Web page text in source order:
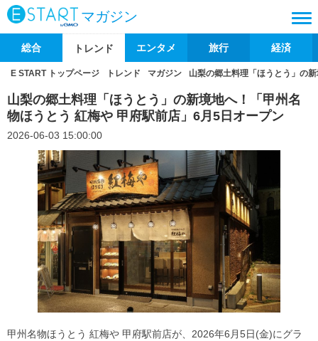
マガジン
総合 トレンド エンタメ 旅行 経済
E START トップページ トレンド マガジン 山梨の郷土料理「ほうとう」の
山梨の郷土料理「ほうとう」の新境地へ！「甲州名
物ほうとう 紅梅や 甲府駅前店」6月5日オープン
2026-06-03 15:00:00
甲州名物ほうとう 紅梅や 甲府駅前店が、2026年6月5日(金)にグラ